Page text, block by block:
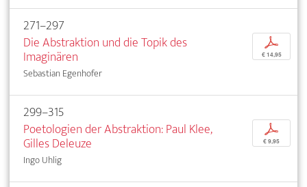
271–297
Die Abstraktion und die Topik des
Imaginären
Sebastian Egenhofer
p
€ 14,95
299–315
Poetologien der Abstraktion: Paul Klee,
Gilles Deleuze
Ingo Uhlig
p
€ 9,95